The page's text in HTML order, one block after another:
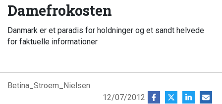
Damefrokosten
Danmark er et paradis for holdninger og et sandt helvede
for faktuelle informationer
Betina_Stroem_Nielsen
12/07/2012